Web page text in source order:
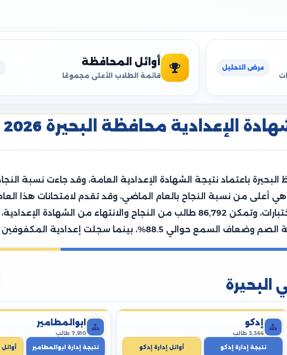
عرض التحليل أوائل المحافظة
قائمة الطلاب الأعلى مجموعًا
الإعدادية محافظة البحيرة 2026
وطالبة، تمكن منهم 120,394 طالب من حضور الاختبارات، وتمكن 86,792 طالب من النجاح والانتهاء
البحيرة
إدكو
3,364 طالب
نتيجة إدارة إدكو أوائل إدارة إدكو
ابوالمطامير
7,910 طالب
نتيجة إدارة ابوالمطامير أوائل